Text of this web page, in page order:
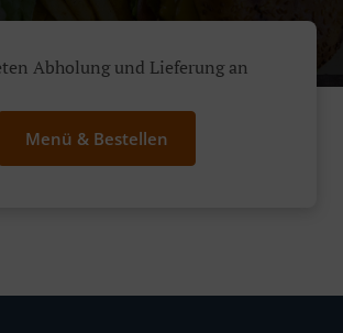
Abholung und Lieferung an
Menü & Bestellen